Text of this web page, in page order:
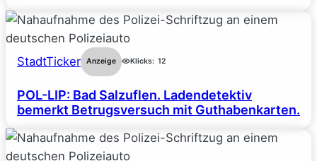
StadtTicker Anzeige Klicks: 12
POL-LIP: Bad Salzuflen. Ladendetektiv
bemerkt Betrugsversuch mit Guthabenkarten.